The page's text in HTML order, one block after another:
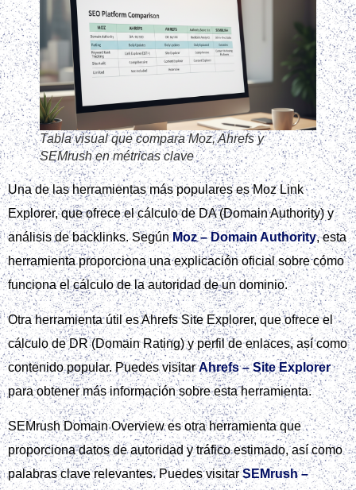
Tabla visual que compara Moz, Ahrefs y
SEMrush en métricas clave
Una de las herramientas más populares es Moz Link
Explorer, que ofrece el cálculo de DA (Domain Authority) y
análisis de backlinks. Según Moz – Domain Authority, esta
herramienta proporciona una explicación oficial sobre cómo
funciona el cálculo de la autoridad de un dominio.
Otra herramienta útil es Ahrefs Site Explorer, que ofrece el
cálculo de DR (Domain Rating) y perfil de enlaces, así como
contenido popular. Puedes visitarAhrefs – Site Explorer
para obtener más información sobre esta herramienta.
SEMrush Domain Overview es otra herramienta que
proporciona datos de autoridad y tráfico estimado, así como
palabras clave relevantes. Puedes visitarSEMrush –